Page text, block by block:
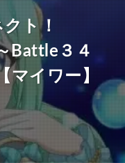
ト！
３４
イワー】